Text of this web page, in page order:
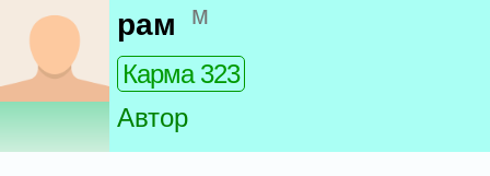
рам м
Карма 323
Автор